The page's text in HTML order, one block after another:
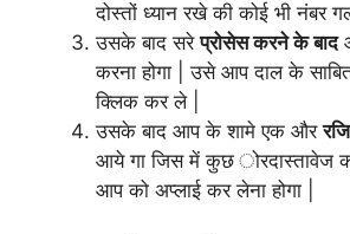
दोस्तों ध्यान रखे की कोई भी नंबर
उसके बाद सरेप्रोसेस करने के बाद
करना होगा | उसे आप दाल के
क्लिक कर ले |
उसके बाद आप के शामे एक और
आये गा जिस में कुछ ोरदास्तावेज
आप को अप्लाई कर लेना होगा |